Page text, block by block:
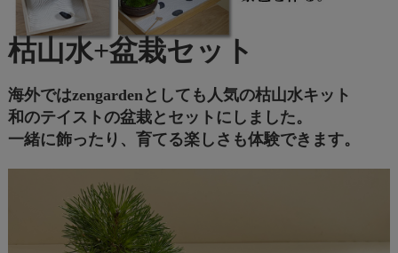
枯山水+盆栽セット
海外ではzengardenとしても人気の枯山水キット
和のテイストの盆栽とセットにしました。
一緒に飾ったり、育てる楽しさも体験できます。